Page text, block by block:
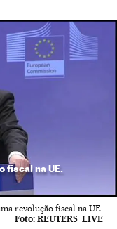
fiscal na UE.
revolução fiscal na UE.
Foto: REUTERS_LIVE